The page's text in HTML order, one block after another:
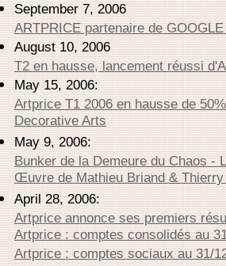
September 7, 2006
ARTPRICE partenaire de
August 10, 2006
T2 en hausse, lancement réussi
May 15, 2006:
Artprice T1 2006 en hausse de
Decorative Arts
May 9, 2006:
Bunker de la Demeure du Chaos -
Œuvre de Mathieu Briand &
April 28, 2006:
Artprice annonce ses premiers
Artprice : comptes consolidés au
Artprice : comptes sociaux au 31/